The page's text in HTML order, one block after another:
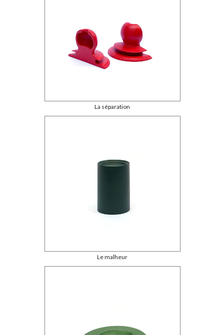
La séparation
Le malheur